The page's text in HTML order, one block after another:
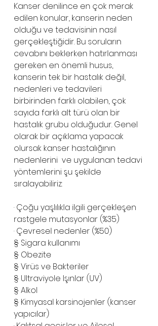
Kanser denilince en çok merak
edilen konular, kanserin neden
olduğu ve tedavisinin nasıl
gerçekleştiğidir. Bu soruların
cevabını beklerken hatırlanması
gereken en önemli husus,
kanserin tek bir hastalık değil,
nedenleri ve tedavileri
birbirinden farklı olabilen, çok
sayıda farklı alt türü olan bir
hastalık grubu olduğudur. Genel
olarak bir açıklama yapacak
olursak kanser hastalığının
nedenlerini  ve uygulanan tedavi
yöntemlerini şu şekilde
sıralayabiliriz:
· Çoğu yaşlılıkla ilgili gerçekleşen
rastgele mutasyonlar (%35)
· Çevresel nedenler (%50)
§ Sigara kullanımı
§ Obezite
§ Virüs ve Bakteriler
§ Ultraviyole Işınlar (UV)
§ Alkol
§ Kimyasal karsinojenler (kanser
yapıcılar)